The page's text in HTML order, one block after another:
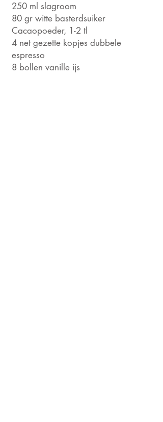
250 ml slagroom
80 gr witte basterdsuiker
Cacaopoeder, 1-2 tl
4 net gezette kopjes dubbele
espresso
8 bollen vanille ijs